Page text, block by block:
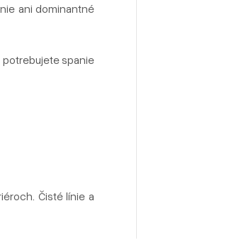
ani dominantné
potrebujete spanie
Čisté línie a